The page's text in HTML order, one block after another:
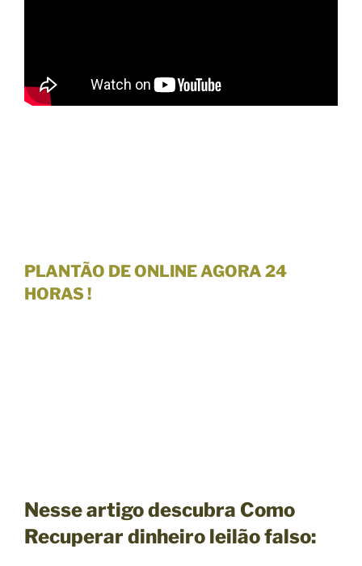
PLANTÃO DEONLINE AGORA 24
HORAS !
Nesse artigo descubra Como
Recuperar dinheiro leilão falso: